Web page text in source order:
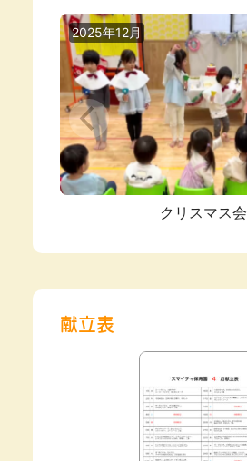
2025年12月
クリスマス会
献立表